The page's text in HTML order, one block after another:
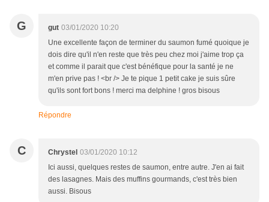
G gut 03/01/2020 10:20
Une excellente façon de terminer du saumon fumé quoique je
dois dire qu'il n'en reste que très peu chez moi j'aime trop ça
et comme il parait que c'est bénéfique pour la santé je ne
m'en prive pas ! <br /> Je te pique 1 petit cake je suis sûre
qu'ils sont fort bons ! merci ma delphine ! gros bisous
Répondre
C Chrystel 03/01/2020 10:12
Ici aussi, quelques restes de saumon, entre autre. J'en ai fait
des lasagnes. Mais des muffins gourmands, c'est très bien
aussi. Bisous